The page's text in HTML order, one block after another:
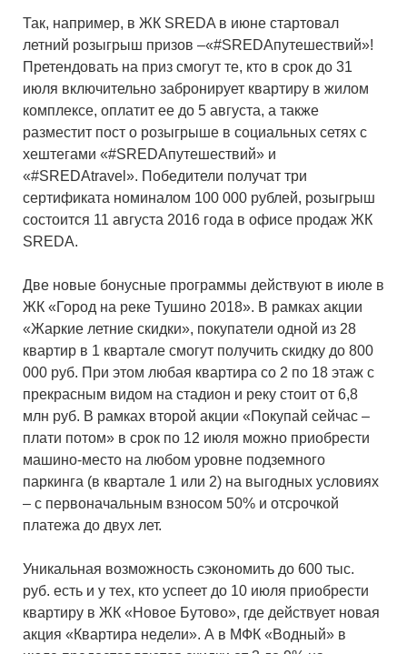
Так, например, в ЖК SREDA в июне стартовал
летний розыгрыш призов –«#SREDAпутешествий»!
Претендовать на приз смогут те, кто в срок до 31
июля включительно забронирует квартиру в жилом
комплексе, оплатит ее до 5 августа, а также
разместит пост о розыгрыше в социальных сетях с
хештегами «#SREDAпутешествий» и
«#SREDAtravel». Победители получат три
сертификата номиналом 100 000 рублей, розыгрыш
состоится 11 августа 2016 года в офисе продаж ЖК
SREDA.
Две новые бонусные программы действуют в июле в
ЖК «Город на реке Тушино 2018». В рамках акции
«Жаркие летние скидки», покупатели одной из 28
квартир в 1 квартале смогут получить скидку до 800
000 руб. При этом любая квартира со 2 по 18 этаж с
прекрасным видом на стадион и реку стоит от 6,8
млн руб. В рамках второй акции «Покупай сейчас –
плати потом» в срок по 12 июля можно приобрести
машино-место на любом уровне подземного
паркинга (в квартале 1 или 2) на выгодных условиях
– с первоначальным взносом 50% и отсрочкой
платежа до двух лет.
Уникальная возможность сэкономить до 600 тыс.
руб. есть и у тех, кто успеет до 10 июля приобрести
квартиру в ЖК «Новое Бутово», где действует новая
акция «Квартира недели». А в МФК «Водный» в